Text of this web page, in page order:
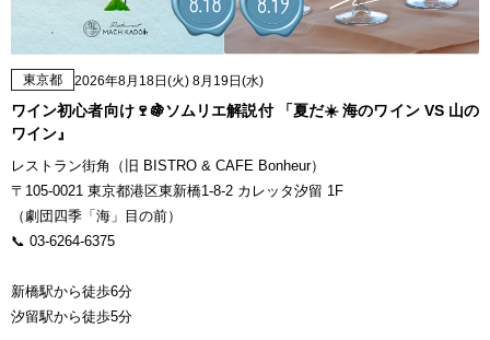
東京都 2026年8月18日(火) 8月19日(水)
ワイン初心者向け🍷🍇ソムリエ解説付 「夏だ☀️ 海のワイン VS 山の
ワイン』
レストラン街角（旧 BISTRO & CAFE Bonheur）
〒105-0021 東京都港区東新橋1-8-2 カレッタ汐留 1F
（劇団四季「海」目の前）
📞 03-6264-6375
新橋駅から徒歩6分
汐留駅から徒歩5分